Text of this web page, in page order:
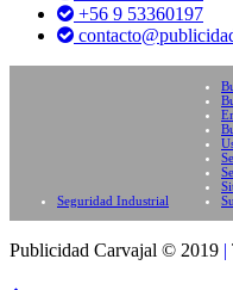
+56 9 53360197
Seguridad Industrial
Publicidad Carvajal © 2019 |